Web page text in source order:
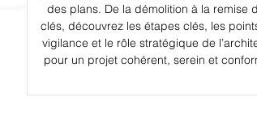
des plans. De la démolition à la remise
clés, découvrez les étapes clés, les
vigilance et le rôle stratégique de
pour un projet cohérent, serein et